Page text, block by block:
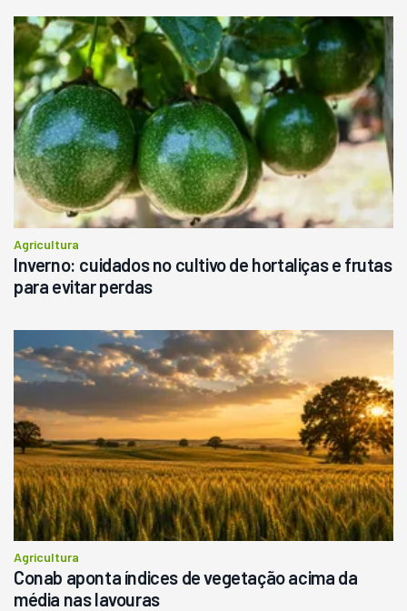
Agricultura
Inverno: cuidados no cultivo de hortaliças e frutas
para evitar perdas
Agricultura
Conab aponta índices de vegetação acima da
média nas lavouras